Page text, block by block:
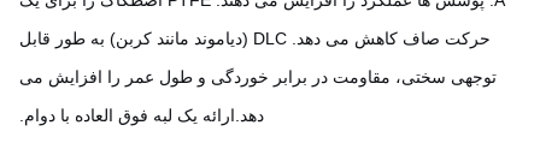
حرکت صاف کاهش می دهد. DLC (دیاموند مانند کربن) به طور قابل
توجهی سختی، مقاومت در برابر خوردگی و طول عمر را افزایش می
دهد.ارائه یک لبه فوق العاده با دوام.